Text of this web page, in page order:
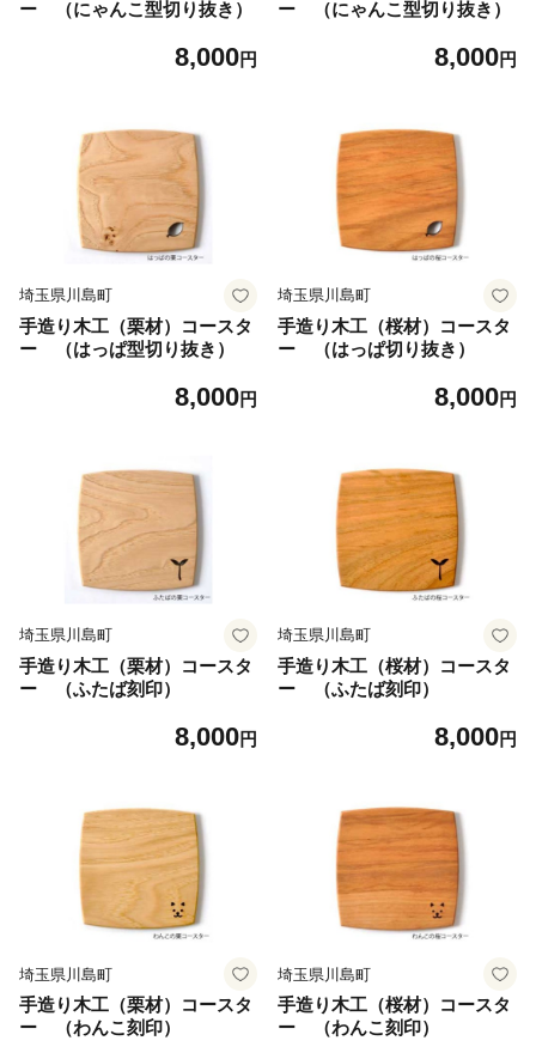
ー （にゃんこ型切り抜き）
8,000円
ー （にゃんこ型切り抜き）
8,000円
埼玉県川島町
手造り木工（栗材）コースタ
ー （はっぱ型切り抜き）
8,000円
埼玉県川島町
手造り木工（桜材）コースタ
ー （はっぱ切り抜き）
8,000円
埼玉県川島町
手造り木工（栗材）コースタ
ー （ふたば刻印）
8,000円
埼玉県川島町
手造り木工（桜材）コースタ
ー （ふたば刻印）
8,000円
埼玉県川島町
手造り木工（栗材）コースタ
ー （わんこ刻印）
埼玉県川島町
手造り木工（桜材）コースタ
ー （わんこ刻印）